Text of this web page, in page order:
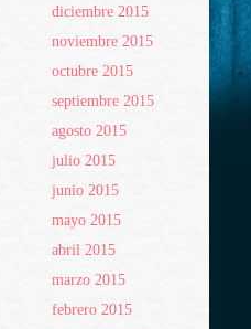
diciembre 2015
noviembre 2015
octubre 2015
septiembre 2015
agosto 2015
julio 2015
junio 2015
mayo 2015
abril 2015
marzo 2015
febrero 2015